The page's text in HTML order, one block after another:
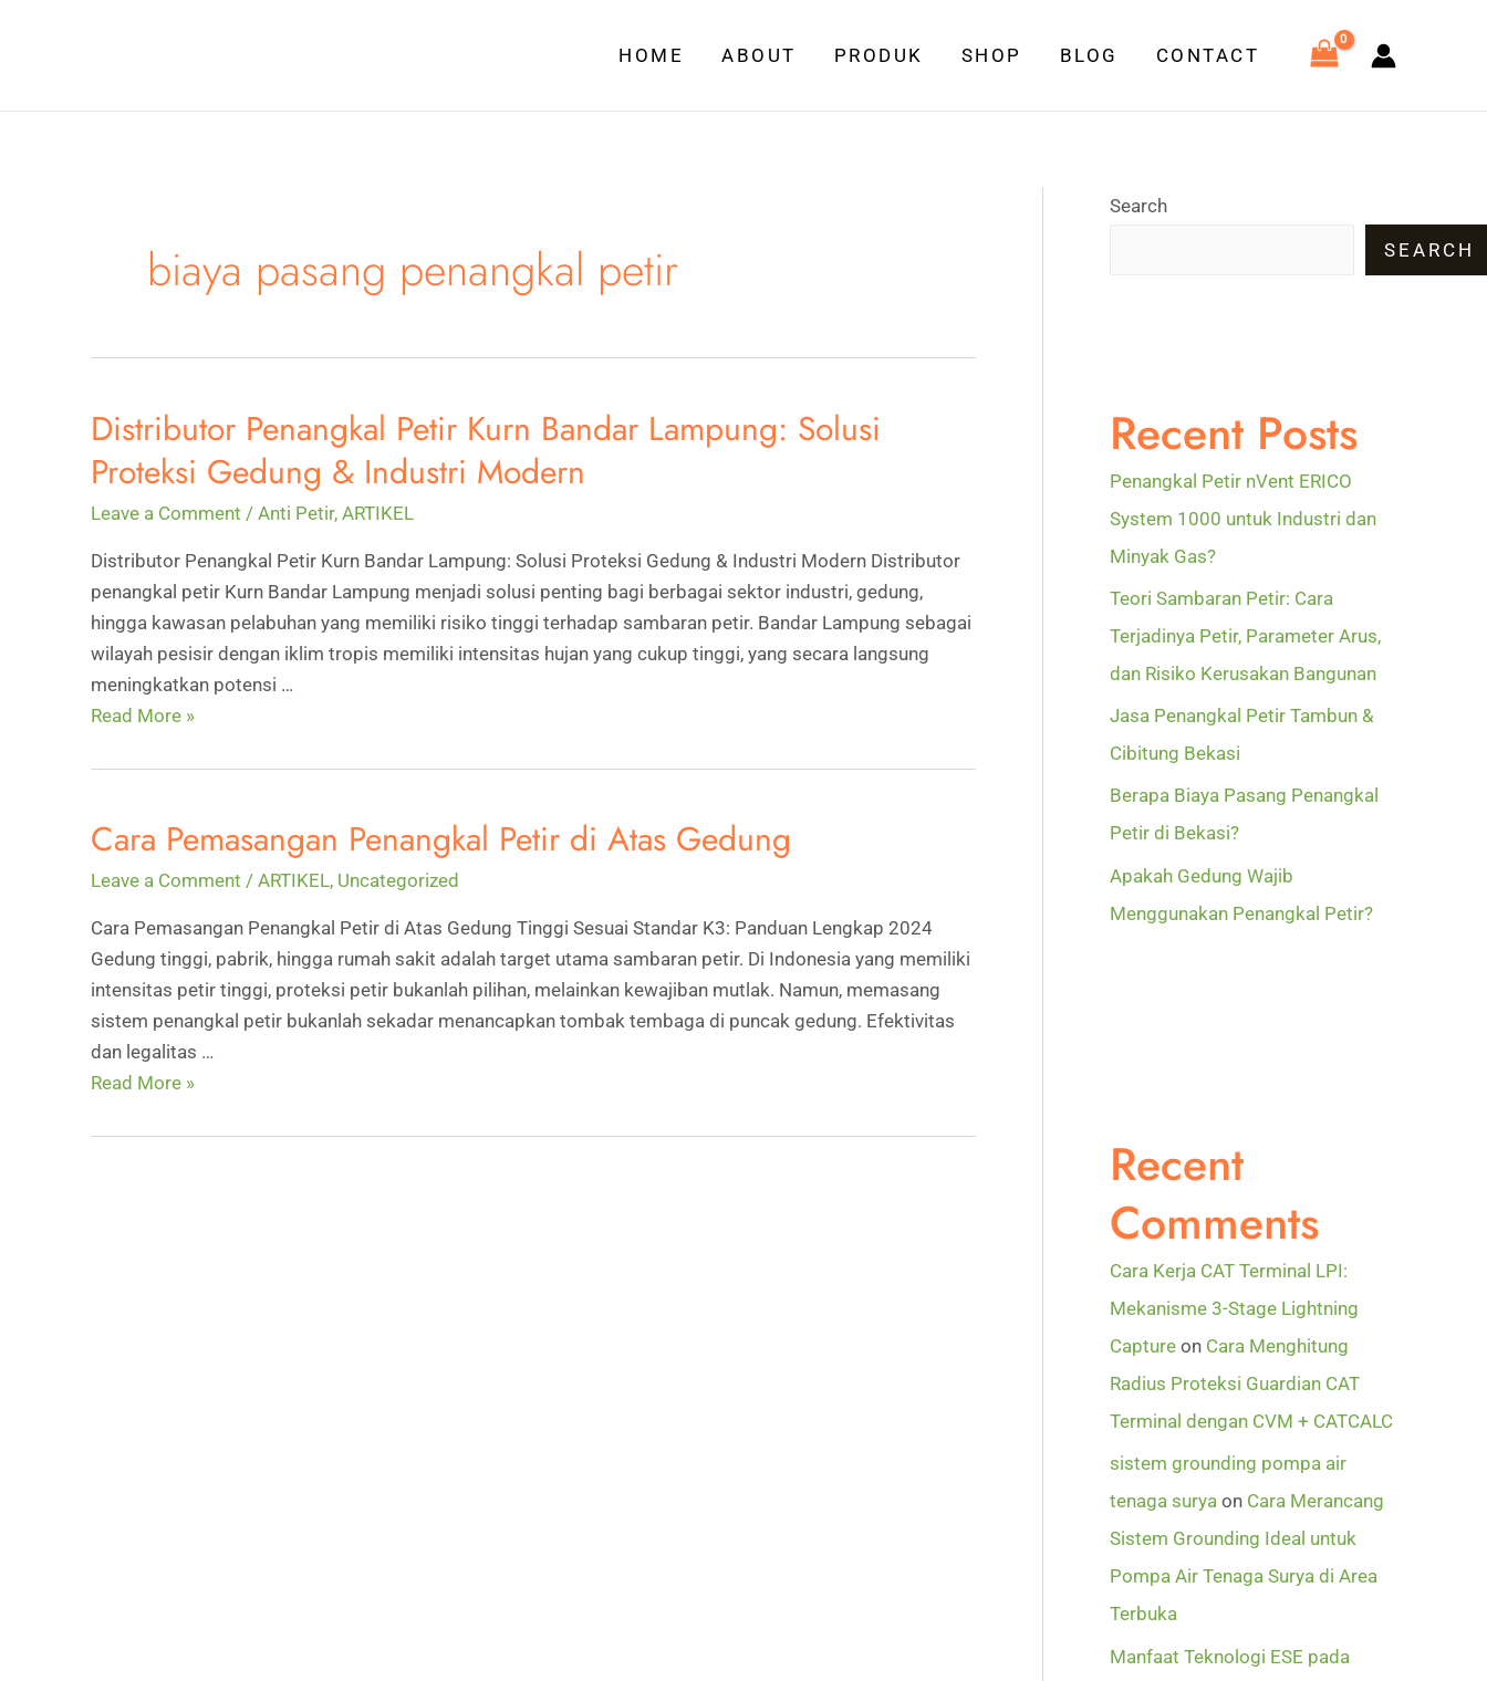
HOME ABOUT PRODUK SHOP BLOG CONTACT
biaya pasang penangkal petir
Distributor Penangkal Petir Kurn Bandar Lampung: Solusi
Proteksi Gedung & Industri Modern
Leave a Comment / Anti Petir, ARTIKEL
Distributor Penangkal Petir Kurn Bandar Lampung: Solusi Proteksi Gedung & Industri Modern Distributor
penangkal petir Kurn Bandar Lampung menjadi solusi penting bagi berbagai sektor industri, gedung,
hingga kawasan pelabuhan yang memiliki risiko tinggi terhadap sambaran petir. Bandar Lampung sebagai
wilayah pesisir dengan iklim tropis memiliki intensitas hujan yang cukup tinggi, yang secara langsung
meningkatkan potensi …
Distributor
Petir
Bandar
Lampung:
Proteksi
Gedung
&
Industri
Modern
Read More »
Cara Pemasangan Penangkal Petir di Atas Gedung
Leave a Comment / ARTIKEL, Uncategorized
Cara Pemasangan Penangkal Petir di Atas Gedung Tinggi Sesuai Standar K3: Panduan Lengkap 2024
Gedung tinggi, pabrik, hingga rumah sakit adalah target utama sambaran petir. Di Indonesia yang memiliki
intensitas petir tinggi, proteksi petir bukanlah pilihan, melainkan kewajiban mutlak. Namun, memasang
sistem penangkal petir bukanlah sekadar menancapkan tombak tembaga di puncak gedung. Efektivitas
dan legalitas …
Cara
Penangkal
Read More »
Search
SEARCH
Recent Posts
Penangkal Petir nVent ERICO
System 1000 untuk Industri dan
Minyak Gas?
Teori Sambaran Petir: Cara
Terjadinya Petir, Parameter Arus,
dan Risiko Kerusakan Bangunan
Jasa Penangkal Petir Tambun &
Cibitung Bekasi
Berapa Biaya Pasang Penangkal
Petir di Bekasi?
Apakah Gedung Wajib
Menggunakan Penangkal Petir?
Recent
Comments
Cara Kerja CAT Terminal LPI:
Mekanisme 3-Stage Lightning
Capture on Cara Menghitung
Radius Proteksi Guardian CAT
Terminal dengan CVM + CATCALC
sistem grounding pompa air
tenaga surya on Cara Merancang
Sistem Grounding Ideal untuk
Pompa Air Tenaga Surya di Area
Terbuka
Manfaat Teknologi ESE pada